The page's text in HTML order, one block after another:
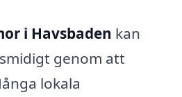
i Havsbaden kan
genom att
lokala